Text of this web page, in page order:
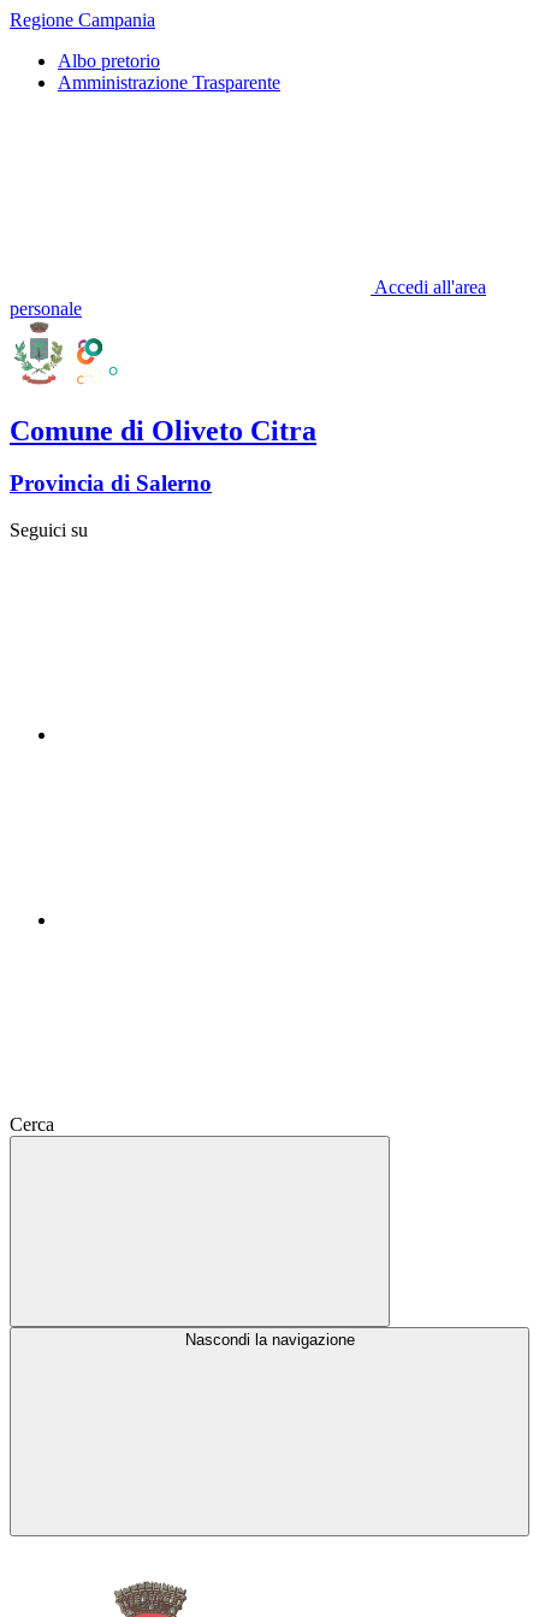
Regione Campania
Albo pretorio
Amministrazione Trasparente
Accedi all'area
personale
Comune di Oliveto Citra
Provincia di Salerno
Seguici su
Cerca
Nascondi la navigazione